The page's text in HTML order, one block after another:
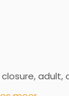
adult,